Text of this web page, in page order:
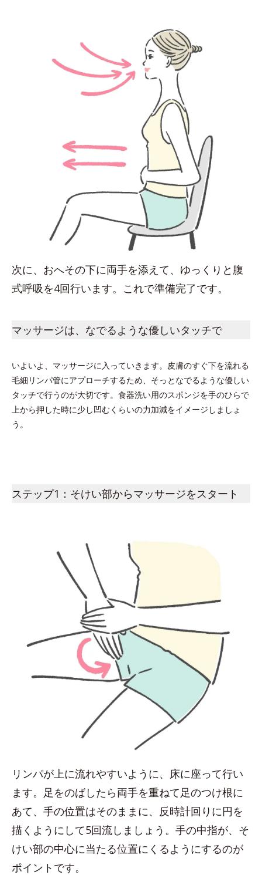
次に、おへその下に両手を添えて、ゆっくりと腹
式呼吸を4回行います。これで準備完了です。
マッサージは、なでるような優しいタッチで
いよいよ、マッサージに入っていきます。皮膚のすぐ下を流れる
毛細リンパ管にアプローチするため、そっとなでるような優しい
タッチで行うのが大切です。食器洗い用のスポンジを手のひらで
上から押した時に少し凹むくらいの力加減をイメージしましょ
う。
ステップ1：そけい部からマッサージをスタート
リンパが上に流れやすいように、床に座って行い
ます。足をのばしたら両手を重ねて足のつけ根に
あて、手の位置はそのままに、反時計回りに円を
描くようにして5回流しましょう。手の中指が、そ
けい部の中心に当たる位置にくるようにするのが
ポイントです。